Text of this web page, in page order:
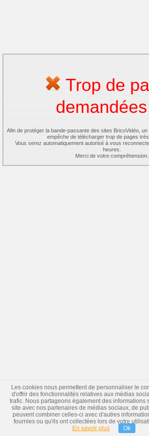
Trop de
demandées
Afin de protéger la bande-passante des sites BricoVidéo,
empêche de télécharger trop de pages
Vous serez automatiquement autorisé à vous
heures.
Merci de votre compréhension.
Les cookies nous permettent de personnaliser le
d'offrir des fonctionnalités relatives aux médias
trafic. Nous partageons également des informations
site avec nos partenaires de médias sociaux, de
peuvent combiner celles-ci avec d'autres
fournies ou qu'ils ont collectées lors de votre
En savoir plus
Ok